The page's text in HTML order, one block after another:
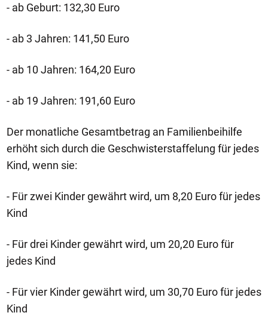
- ab Geburt: 132,30 Euro
- ab 3 Jahren: 141,50 Euro
- ab 10 Jahren: 164,20 Euro
- ab 19 Jahren: 191,60 Euro
Der monatliche Gesamtbetrag an Familienbeihilfe
erhöht sich durch die Geschwisterstaffelung für jedes
Kind, wenn sie:
- Für zwei Kinder gewährt wird, um 8,20 Euro für jedes
Kind
- Für drei Kinder gewährt wird, um 20,20 Euro für
jedes Kind
- Für vier Kinder gewährt wird, um 30,70 Euro für jedes
Kind